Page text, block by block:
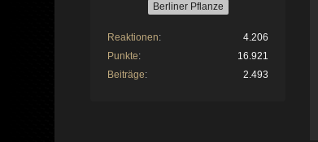
Berliner Pflanze
Reaktionen
4.206
Punkte
16.921
Beiträge
2.493